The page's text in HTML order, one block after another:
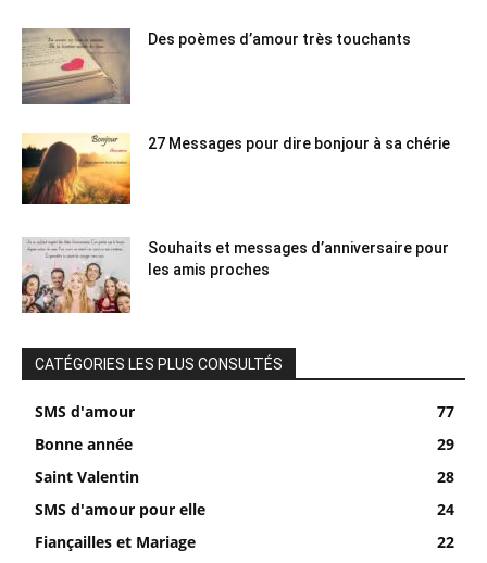
Des poèmes d’amour très touchants
27 Messages pour dire bonjour à sa chérie
Souhaits et messages d’anniversaire pour
les amis proches
CATÉGORIES LES PLUS CONSULTÉS
SMS d'amour
77
Bonne année
29
Saint Valentin
28
SMS d'amour pour elle
24
Fiançailles et Mariage
22